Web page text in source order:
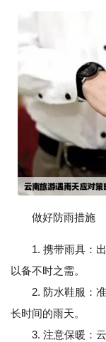
做好防雨措施
1. 携带雨具：
以备不时之需。
2. 防水鞋服：准
长时间的雨天。
3. 注意保暖：云